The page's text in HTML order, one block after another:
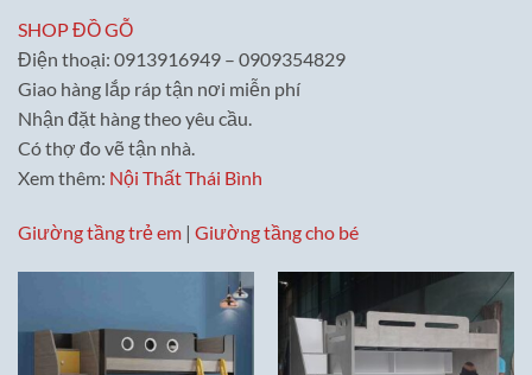
SHOP ĐỒ GỖ
Điện thoại: 0913916949 – 0909354829
Giao hàng lắp ráp tận nơi miễn phí
Nhận đặt hàng theo yêu cầu.
Có thợ đo vẽ tận nhà.
Xem thêm: Nội Thất Thái Bình
Giường tầng trẻ em | Giường tầng cho bé